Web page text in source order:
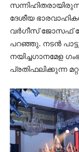
ദേശീയ
വർഗീസ് ജോസഫ്
പറഞ്ഞു. നടൻ
നയിച്ചഗാനമേള
പ്രതിഫലിക്കുന്ന